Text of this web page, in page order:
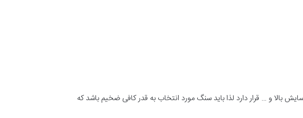
بالا و … قرار دارد لذا باید سنگ مورد انتخاب به قدر کافی ضخیم باشد که